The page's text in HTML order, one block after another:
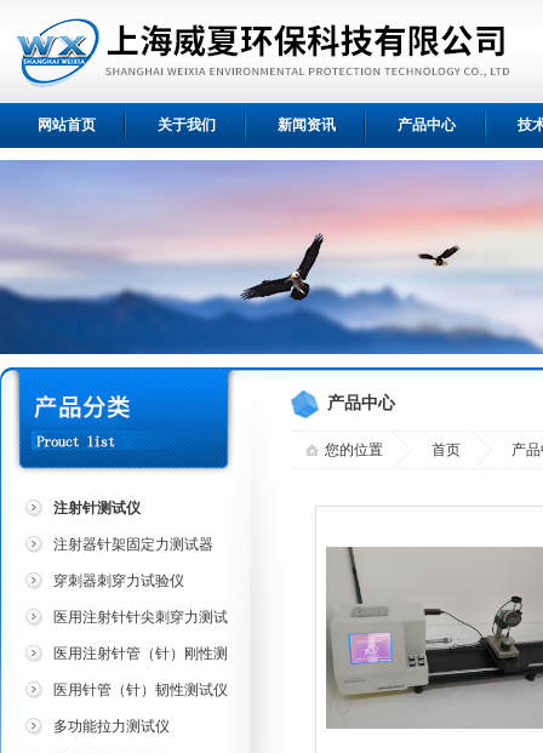
网站首页 关于我们 新闻资讯 产品中心 技
注射针测试仪
注射器针架固定力测试器
穿刺器刺穿力试验仪
医用注射针针尖刺穿力测试
仪
医用注射针管（针）刚性测
试仪
医用针管（针）韧性测试仪
多功能拉力测试仪
产品中心
您的位置 首页 产